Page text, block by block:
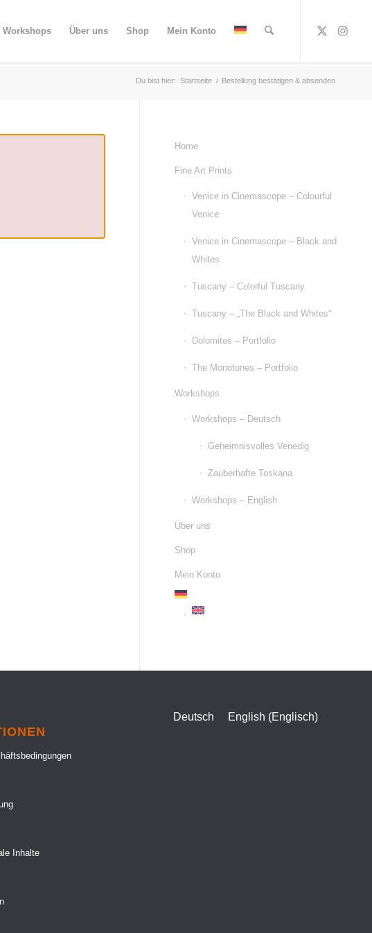
Workshops Über uns Shop Mein Konto
Du bist hier: Startseite / Bestellung bestätigen & absenden
Home
Fine Art Prints
Venice in Cinemascope – Colourful
Venice
Venice in Cinemascope – Black and
Whites
Tuscany – Colorful Tuscany
Tuscany – „The Black and Whites“
Dolomites – Portfolio
The Monotones – Portfolio
Workshops
Workshops – Deutsch
Geheimnisvolles Venedig
Zauberhafte Toskana
Workshops – English
Über uns
Shop
Mein Konto
Inhalte
Deutsch English (Englisch)